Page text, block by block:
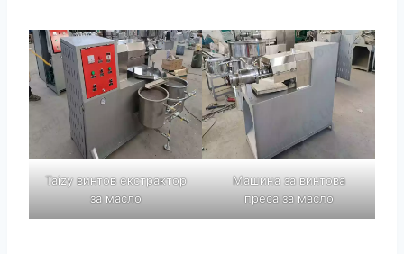
Taizy винтов екстрактор
за масло
Машина за винтова
преса за масло